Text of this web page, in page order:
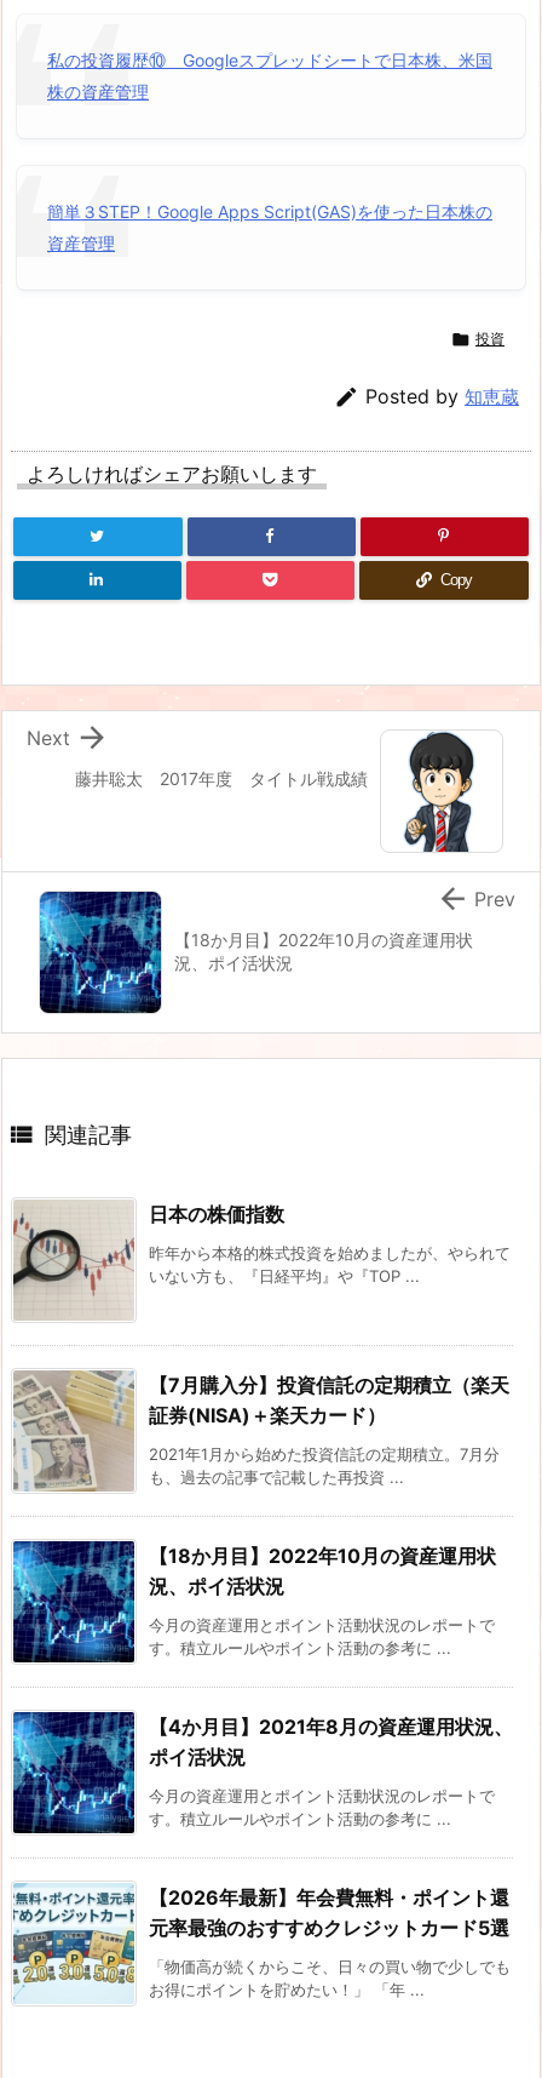
私の投資履歴⑩ Googleスプレッドシートで日本株、米国
株の資産管理
簡単３STEP！Google Apps Script(GAS)を使った日本株の
資産管理
 投資
 Posted by 知恵蔵
よろしければシェアお願いします
Copy
藤井聡太 2017年度 タイトル戦成績

Next
【18か月目】2022年10月の資産運用状
況、ポイ活状況
 Prev
 関連記事
日本の株価指数
昨年から本格的株式投資を始めましたが、やられて
いない方も、『日経平均』や『TOP ...
【7月購入分】投資信託の定期積立（楽天
証券(NISA)＋楽天カード）
2021年1月から始めた投資信託の定期積立。7月分
も、過去の記事で記載した再投資 ...
【18か月目】2022年10月の資産運用状
況、ポイ活状況
今月の資産運用とポイント活動状況のレポートで
す。積立ルールやポイント活動の参考に ...
【4か月目】2021年8月の資産運用状況、
ポイ活状況
今月の資産運用とポイント活動状況のレポートで
す。積立ルールやポイント活動の参考に ...
【2026年最新】年会費無料・ポイント還
元率最強のおすすめクレジットカード5選
「物価高が続くからこそ、日々の買い物で少しでも
お得にポイントを貯めたい！」 「年 ...